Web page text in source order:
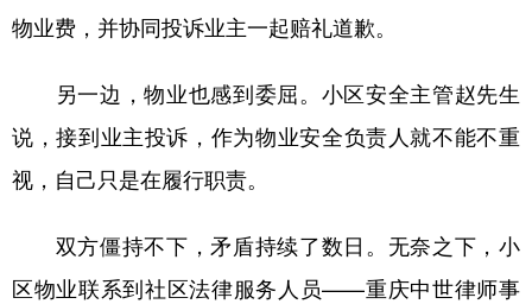
物业费，并协同投诉业主一起赔礼道歉。
另一边，物业也感到委屈。小区安全主管赵先生
说，接到业主投诉，作为物业安全负责人就不能不重
视，自己只是在履行职责。
双方僵持不下，矛盾持续了数日。无奈之下，小
区物业联系到社区法律服务人员——重庆中世律师事